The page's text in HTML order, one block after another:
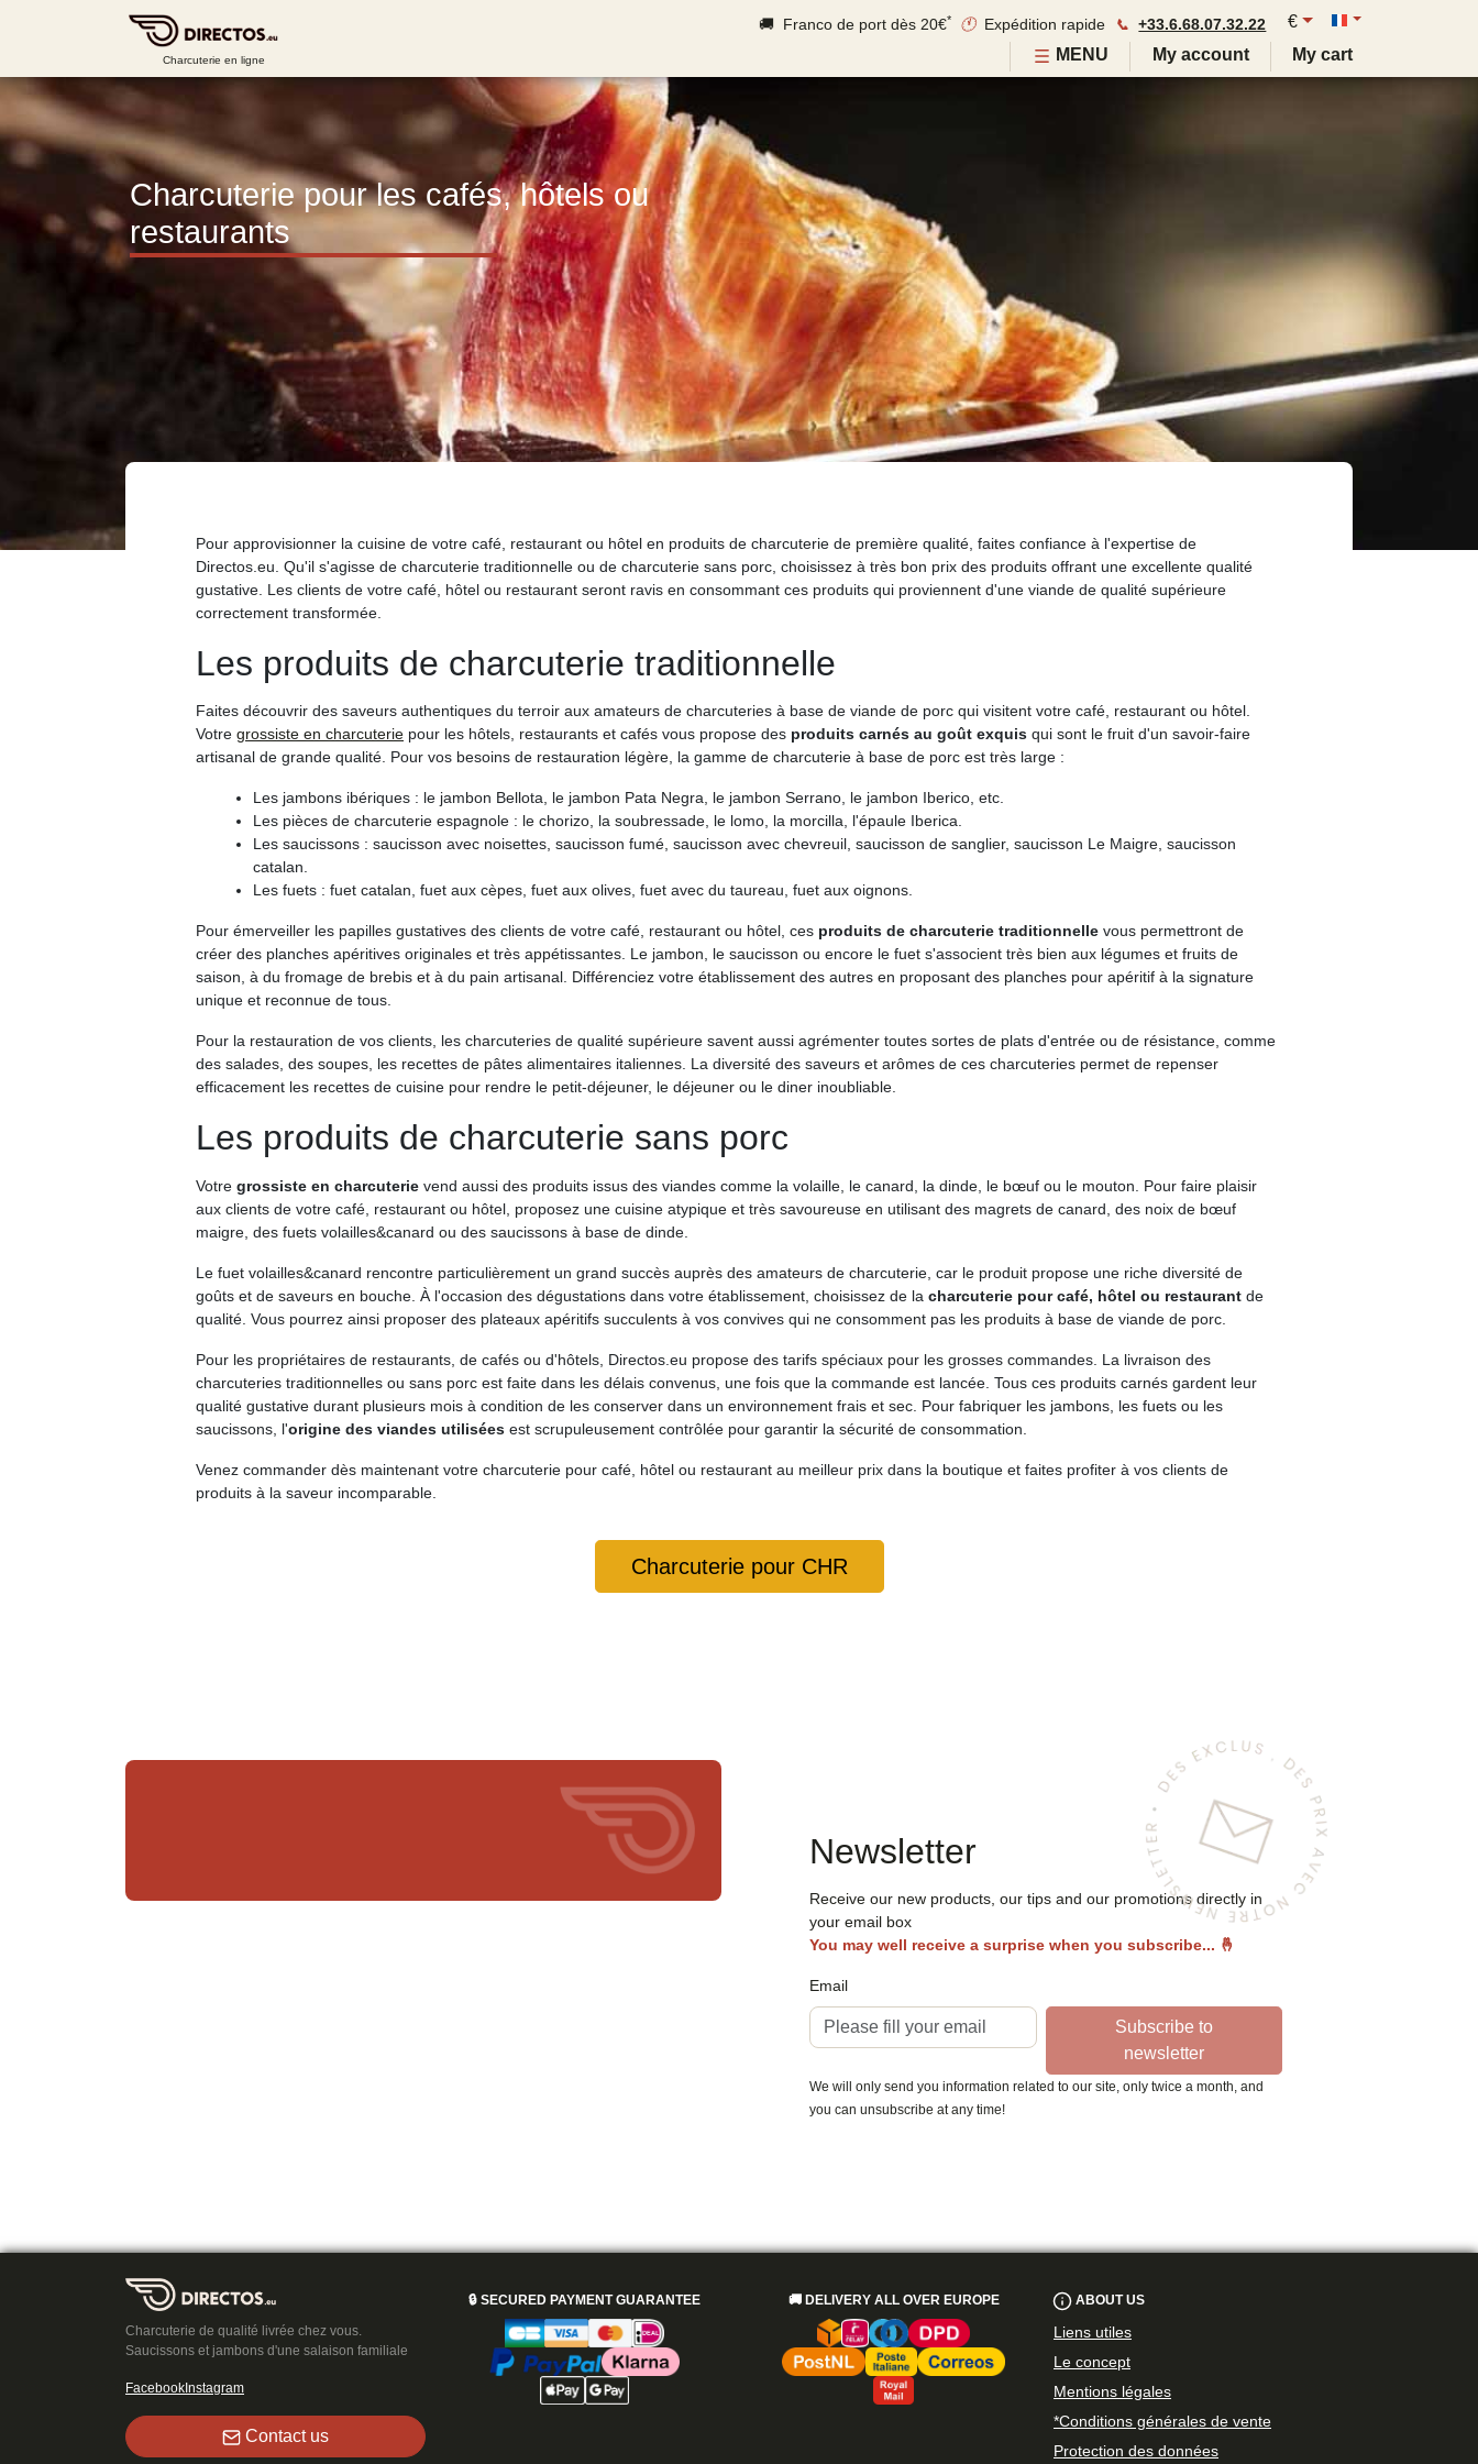
Charcuterie en ligne
🚚 Franco de port dès 20€* 🕚 Expédition rapide 📞+33.6.68.07.32.22
€
MENU
My account My cart
Charcuterie pour les cafés, hôtels ou
restaurants
Pour approvisionner la cuisine de votre café, restaurant ou hôtel en produits de charcuterie de première qualité, faites confiance à l'expertise de
Directos.eu. Qu'il s'agisse de charcuterie traditionnelle ou de charcuterie sans porc, choisissez à très bon prix des produits offrant une excellente qualité
gustative. Les clients de votre café, hôtel ou restaurant seront ravis en consommant ces produits qui proviennent d'une viande de qualité supérieure
correctement transformée.
Les produits de charcuterie traditionnelle
Faites découvrir des saveurs authentiques du terroir aux amateurs de charcuteries à base de viande de porc qui visitent votre café, restaurant ou hôtel.
Votre grossiste en charcuterie pour les hôtels, restaurants et cafés vous propose des produits carnés au goût exquis qui sont le fruit d'un savoir-faire
artisanal de grande qualité. Pour vos besoins de restauration légère, la gamme de charcuterie à base de porc est très large :
Les jambons ibériques : le jambon Bellota, le jambon Pata Negra, le jambon Serrano, le jambon Iberico, etc.
Les pièces de charcuterie espagnole : le chorizo, la soubressade, le lomo, la morcilla, l'épaule Iberica.
Les saucissons : saucisson avec noisettes, saucisson fumé, saucisson avec chevreuil, saucisson de sanglier, saucisson Le Maigre, saucisson
catalan.
Les fuets : fuet catalan, fuet aux cèpes, fuet aux olives, fuet avec du taureau, fuet aux oignons.
Pour émerveiller les papilles gustatives des clients de votre café, restaurant ou hôtel, ces produits de charcuterie traditionnelle vous permettront de
créer des planches apéritives originales et très appétissantes. Le jambon, le saucisson ou encore le fuet s'associent très bien aux légumes et fruits de
saison, à du fromage de brebis et à du pain artisanal. Différenciez votre établissement des autres en proposant des planches pour apéritif à la signature
unique et reconnue de tous.
Pour la restauration de vos clients, les charcuteries de qualité supérieure savent aussi agrémenter toutes sortes de plats d'entrée ou de résistance, comme
des salades, des soupes, les recettes de pâtes alimentaires italiennes. La diversité des saveurs et arômes de ces charcuteries permet de repenser
efficacement les recettes de cuisine pour rendre le petit-déjeuner, le déjeuner ou le diner inoubliable.
Les produits de charcuterie sans porc
Votre grossiste en charcuterie vend aussi des produits issus des viandes comme la volaille, le canard, la dinde, le bœuf ou le mouton. Pour faire plaisir
aux clients de votre café, restaurant ou hôtel, proposez une cuisine atypique et très savoureuse en utilisant des magrets de canard, des noix de bœuf
maigre, des fuets volailles&canard ou des saucissons à base de dinde.
Le fuet volailles&canard rencontre particulièrement un grand succès auprès des amateurs de charcuterie, car le produit propose une riche diversité de
goûts et de saveurs en bouche. À l'occasion des dégustations dans votre établissement, choisissez de la charcuterie pour café, hôtel ou restaurant de
qualité. Vous pourrez ainsi proposer des plateaux apéritifs succulents à vos convives qui ne consomment pas les produits à base de viande de porc.
Pour les propriétaires de restaurants, de cafés ou d'hôtels, Directos.eu propose des tarifs spéciaux pour les grosses commandes. La livraison des
charcuteries traditionnelles ou sans porc est faite dans les délais convenus, une fois que la commande est lancée. Tous ces produits carnés gardent leur
qualité gustative durant plusieurs mois à condition de les conserver dans un environnement frais et sec. Pour fabriquer les jambons, les fuets ou les
saucissons, l'origine des viandes utilisées est scrupuleusement contrôlée pour garantir la sécurité de consommation.
Venez commander dès maintenant votre charcuterie pour café, hôtel ou restaurant au meilleur prix dans la boutique et faites profiter à vos clients de
produits à la saveur incomparable.
Charcuterie pour CHR
Newsletter
Receive our new products, our tips and our promotions directly in
your email box
You may well receive a surprise when you subscribe... 🤞
Email
Subscribe to
newsletter
We will only send you information related to our site, only twice a month, and
you can unsubscribe at any time!
Charcuterie de qualité livrée chez vous.
Saucissons et jambons d'une salaison familiale
Facebook Instagram
Contact us
🔒 SECURED PAYMENT GUARANTEE 🚚 DELIVERY ALL OVER EUROPE ABOUT US
Liens utiles
Le concept
Mentions légales
*Conditions générales de vente
Protection des données